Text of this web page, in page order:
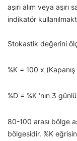
aşırı alım veya
indikatör
Stokastik değerini
%K = 100 x
%D = %K ‘nın 3
80-100 arası bölge
bölgesidir. %K